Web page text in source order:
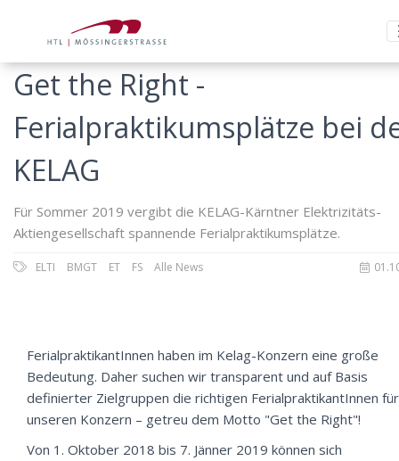
Get the Right -
Ferialpraktikumsplätze bei
KELAG
Für Sommer 2019 vergibt die KELAG-Kärntner Elektrizitäts-
Aktiengesellschaft spannende Ferialpraktikumsplätze.
ELTI BMGT ET FS Alle News
FerialpraktikantInnen haben im Kelag-Konzern eine große
Bedeutung. Daher suchen wir transparent und auf Basis
definierter Zielgruppen die richtigen FerialpraktikantInnen für
unseren Konzern – getreu dem Motto "Get the Right"!
Von 1. Oktober 2018 bis 7. Jänner 2019 können sich